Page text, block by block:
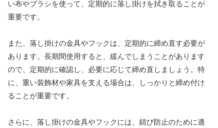
い布やブラシを使って、定期的に落し掛けを拭き取ることが
重要です。
また、落し掛けの金具やフックは、定期的に締め直す必要が
あります。長期間使用すると、緩んでしまうことがあります
ので、定期的に確認し、必要に応じて締め直しましょう。特
に、重い装飾材や家具を支える場合は、しっかりと締め付け
ることが重要です。
さらに、落し掛けの金具やフックには、錆び防止のために適